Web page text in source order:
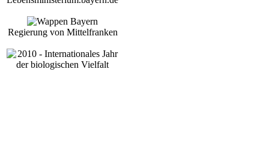
Regierung von Mittelfranken